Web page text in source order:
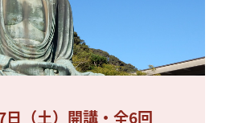
日（土）開講・全6回